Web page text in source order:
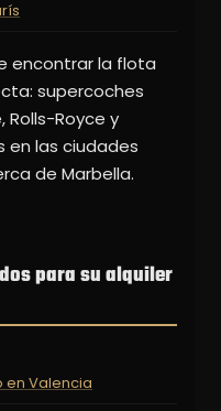
encontrar la flota
supercoches
Rolls-Royce y
en las ciudades
de Marbella.
para su alquiler
en Valencia